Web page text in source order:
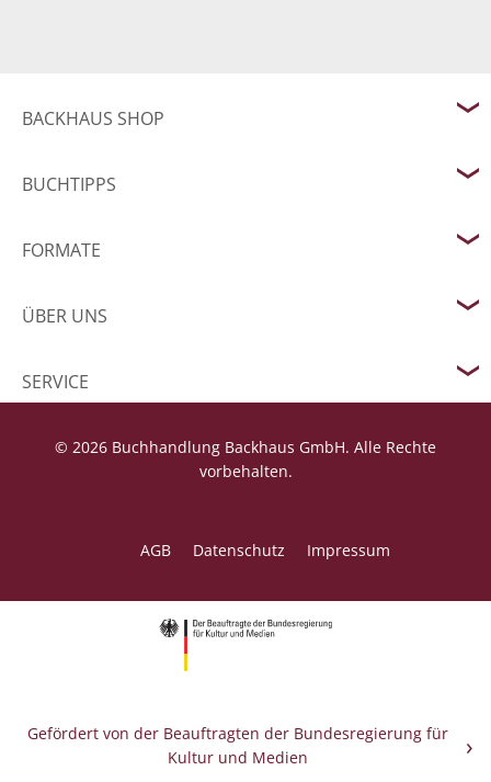
BACKHAUS SHOP
BUCHTIPPS
FORMATE
ÜBER UNS
SERVICE
© 2026 Buchhandlung Backhaus GmbH. Alle Rechte
vorbehalten.
AGB Datenschutz Impressum
Gefördert von der Beauftragten der Bundesregierung für
Kultur und Medien